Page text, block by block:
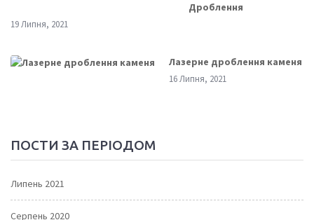
Дроблення
19 Липня, 2021
Лазерне дроблення каменя
16 Липня, 2021
ПОСТИ ЗА ПЕРІОДОМ
Липень 2021
Серпень 2020